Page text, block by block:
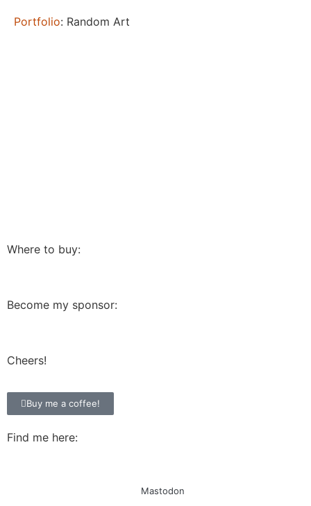
Portfolio: Random Art
Where to buy:
Become my sponsor:
Cheers!
Buy me a coffee!
Find me here:
Mastodon